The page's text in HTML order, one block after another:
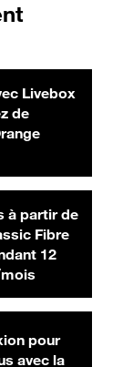
Livebox
de
mois
à partir de
Fibre
€ par mois
12
42,99 € par
pour
avec la